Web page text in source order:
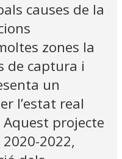
causes de la
zones la
de captura i
un
l’estat real
Aquest projecte
2022,